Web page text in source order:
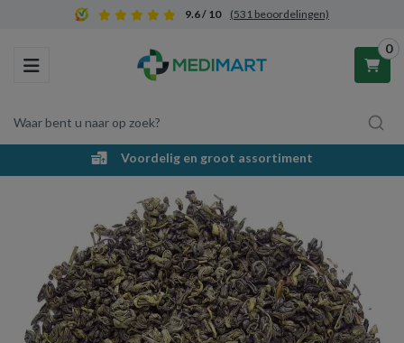
9.6 / 10 (531 beoordelingen)
Toggle navigation
Waar bent u naar op zoek?
0
Winkelwagen
Uw winkelwagen is leeg.
Vul hem met producten.
Gratis verzending vanaf €50,-